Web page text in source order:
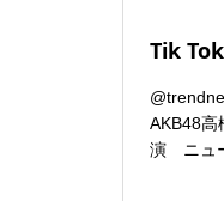
Tik
AKB48高
演 ニ